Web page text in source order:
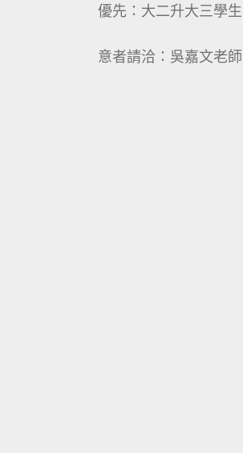
優先：大二升大三學生
意者請洽：吳嘉文老師